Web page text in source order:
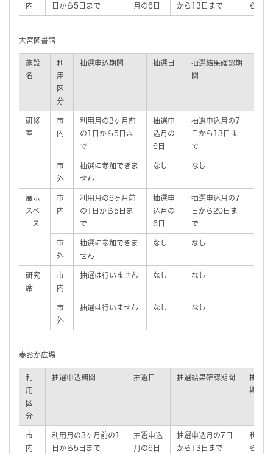
内 日から5日まで 月の6日 から13日まで ら利
大宮図書館
施設
名
利
用
区
分
抽選申込期間 抽選日
抽選結果確認期
間
研修
室
市
内
利用月の3ヶ月前
の1日から5日ま
で
抽選申
込月の
6日
抽選申込月の7
日から13日ま
で
市
外
抽選に参加できま
せん
なし なし
展示
スペ
ース
市
内
利用月の6ヶ月前
の1日から5日ま
で
抽選申
込月の
6日
抽選申込月の7
日から20日ま
で
市
外
抽選に参加できま
せん
なし なし
研究
席
市
内
抽選は行いません なし なし
市
外
抽選は行いません なし なし
春おか広場
利
用
区
分
抽選申込期間 抽選日 抽選結果確認期間
抽選後
期間
市
内
利用月の3ヶ月前の1
日から5日まで
抽選申込
月の6日
抽選申込月の7日
から13日まで
利用
ら利